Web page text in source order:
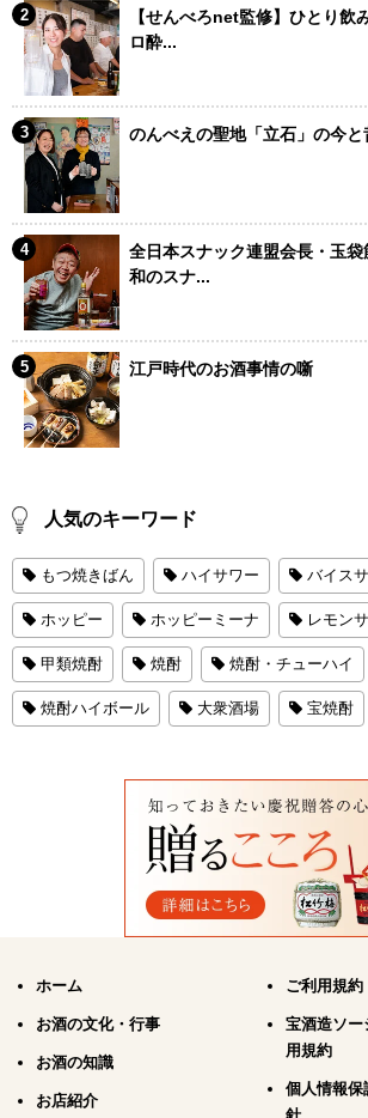
【せんべろnet監修】ひとり飲
ロ酔...
のんべえの聖地「立石」の今と
全日本スナック連盟会長・玉
和のスナ...
江戸時代のお酒事情の噺
人気のキーワード
もつ焼きばん ハイサワー バイス
ホッピー ホッピーミーナ レモン
甲類焼酎 焼酎 焼酎・チューハイ
焼酎ハイボール 大衆酒場 宝焼酎
ホーム
お酒の文化・行事
お酒の知識
お店紹介
ご利用規約
宝酒造ソー
用規約
個人情報保